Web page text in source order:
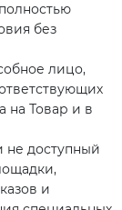
без
лицо,
на Товар и в
доступный
и